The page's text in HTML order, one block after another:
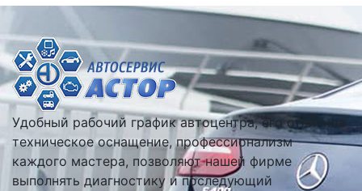
Удобный рабочий график автоцентра, его отличное
техническое оснащение, профессионализм
каждого мастера, позволяют нашей фирме
выполнять диагностику и последующий